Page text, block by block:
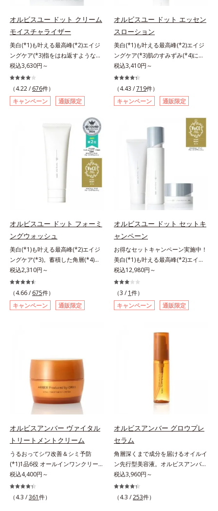
高保湿タイプ（普通肌～超乾性肌）
指します。無油分・無着色・無香
料・アルコールフリー・パラベンフ
リーで、徹底的に肌に寄り添いま
す。*1 乾燥と敏感をくり返すこと
*2 敏感肌対象連用テスト済（すべ
ての方のお肌に合うということでは
ありません）*3 乾燥して敏感に感
じやすい状態のこと*4 発酵アミノ
酸（ポリグルタミン酸）配合＝乾燥
を防ぎ、うるおいに満ちた肌へ導く
保湿成分、植物由来アミノ酸（エル
ゴチオネイン）配合＝肌を整え、す
こやかに保つ保湿成分、微生物由来
アミノ酸（エクトイン）配合＝乱れ
た角層にうるおいを与え、肌荒れを
るおいで満たします。さらに“うる
おいの通り道”を作って化粧水のな
じみ感をUP。化粧水前に使うこと
で、普段の化粧水の手ごたえをより
実感できる、しっとり整った肌状態
へ。化粧水前に2プッシュ使うだけ
で、うるおいのすき間にぐんぐん入
り込み、うるおいで満ち満ちたハリ
のある美肌へと整えます。*1 クチ
ナシ果実エキス、ハトムギ種子エキ
ス、ユズ果実エキス、水添レシチ
ン、フィトステロールズ、（Ｃ１２
－２０）アルキルグルコシドの組み
合わせが初（2023年4月 Mintel社デ
ータベースによる当社調べ）*2 う
ーストステップのこと*4 細胞間脂
質に類似した構造*5 保湿成分
オルビスユー ドット クリーム
モイスチャライザー
美白(*1)も叶える最高峰(*2)エイジ
ングケア(*3)指をはね返すような弾
力感が宿るハリ感 濃密フィットク
リーム。ハリも透明感(*4)も結果主
義。年齢サイン(*5)の因子に着目し
た肌科学エイジングケア(*3)シリー
ズ。オルビスユー ドットシリーズ
は、年齢による肌悩み一つ一つを対
処するのではなく、肌で起きている
ことの根本原因に着目。加齢ととも
に現れる年齢サインについて研究を
進めたところ、弾力感のない状態で
ある「ハリのなさ」や、くすみ(*6)
などが現れている状態である「透明
感のなさ」が、大人の肌印象に大き
シリーズは美容成分(*7)として
「G.D.F.アクティベーター(*8)」を
配合。そして、従来から配合してい
る美白(*1)有効成分「トラネキサム
酸」を配合しました。さらに、シリ
ーズ共通の美容成分「GLルートブ
ースター(*9)」を配合することで、
肌のふっくら感や透明感を叶えま
す。美白ケアしながら多角的なエイ
ジングケアが叶うシリーズに。3ス
ミ・ソバカスを防ぐ（ウォッシュを
除く）*2 オルビス内スキンケアシ
リーズの保湿力*3 年齢に応じたお
手入れのこと*4 うるおいによる
*5 乾燥、ハリ・ツヤのなさ*6
乾燥による*7 保湿成分*8 ロニ
セラカエルレア果汁、ノバラエキス
配合＝うるおいを与えハリと透明感
に満ちた肌へ導く保湿成分*9 メマ
ツヨイグサ抽出液、スイカズラエキ
ス配合＝角層のすみずみまで水分・
油分を保ち、ハリ・ツヤを与える保
湿成分*10 気持ちのこと
税込3,630円～
（4.22 / 676件）
キャンペーン
通販限定
オルビスユー ドット エッセン
スローション
美白(*1)も叶える最高峰(*2)エイジ
ングケア(*3)肌のすみずみ(*4)にし
みわたるうるおい充満ローション。
ハリも透明感(*5)も結果主義。年齢
サイン(*6)の因子に着目した肌科学
エイジングケア(*3)シリーズ。オル
ビスユー ドットシリーズは、年齢
による肌悩み一つ一つを対処するの
ではなく、肌で起きていることの根
本原因に着目。加齢とともに現れる
年齢サインについて研究を進めたと
リのなさ」や、くすみ(*7)などが現
れている状態である「透明感のな
さ」が、大人の肌印象に大きな影響
を与えていることがわかりました。
そこでオルビスユー ドットシリー
ズは美容成分(*8)として「G.D.F.ア
クティベーター(*9)」を配合。そし
て、従来から配合している美白(*1)
有効成分「トラネキサム酸」を配合
しました。さらに、シリーズ共通の
美容成分「GLルートブースター
(*10)」を配合することで、肌のふ
っくら感や透明感を叶えます。美白
ケアしながら多角的なエイジングケ
アが叶うシリーズに。3ステップで
果的なシナジー設計で、あなたのエ
イジングケアを応援します。*1 メ
ラニンの生成を抑え、シミ・ソバカ
スを防ぐ（ウォッシュを除く）*2
オルビス内スキンケアシリーズの保
湿力*3 年齢に応じたお手入れのこ
と*4 角層まで*5 うるおいによ
る*6 乾燥、ハリ・ツヤのなさ
ロニセラカエルレア果汁、ノバラエ
キス配合＝うるおいを与えハリと透
明感に満ちた肌へ導く保湿成分
*10 メマツヨイグサ抽出液、スイ
カズラエキス配合＝角層のすみずみ
まで水分・油分を保ち、ハリ・ツヤ
を与える保湿成分*11 気持ちのこ
と
税込3,410円～
（4.43 /719件）
キャンペーン
通販限定
オルビスユー ドット フォーミ
ングウォッシュ
美白(*1)も叶える最高峰(*2)エイジ
ングケア(*3)。蓄積した角層(*4)を
絡めとりくすみ(*5)を晴らす高密着
マイルドピーリング(*6)洗顔料。ハ
リも透明感(*7)も結果主義。年齢サ
イン(*8)の因子に着目した肌科学エ
イジングケア(*3)シリーズ。オルビ
齢サインについて研究を進めたとこ
ろ、弾力感のない状態である「ハリ
のなさ」や、くすみ(*5)などが現れ
ている状態である「透明感のなさ」
が、大人の肌印象に大きな影響を与
えていることがわかりました。そこ
でオルビスユー ドットシリーズは
美容成分(*9)として「G.D.F.アクテ
ィベーター(*10)」を配合。そし
て、従来から配合している美白(*1)
有効成分「トラネキサム酸」を配合
しました。さらに、シリーズ共通の
美容成分「GLルートブースター
(*11)」を配合することで、肌のふ
税込2,310円～
（4.66 / 675件）
キャンペーン
通販限定
オルビスユー ドット セットキ
ャンペーン
お得なセットキャンペーン実施中！
美白(*1)も叶える最高峰(*2)エイジ
ングケア(*3)。ハリも透明感(*4)も
結果主義。年齢サイン(*5)の因子に
着目した肌科学エイジングケア(*3)
シリーズ。オルビスユー ドットシ
リーズは、年齢による肌悩み一つ一
ていることの根本原因に着目。加齢
いて研究を進めたところ、弾力感の
ない状態である「ハリのなさ」や、
くすみ(*6)などが現れている状態で
ある「透明感のなさ」が現れること
で大人の肌印象に大きな影響を与え
ていることが分かりました。そこで
容成分(*7)として「G.D.F.アクティ
ベーター(*8)」を配合。そして、従
来から配合している美白有効成分
「トラネキサム酸」を配合しまし
た。さらに、シリーズ共通の美容成
分(*7)「GLルートブースター(*9)」
を配合することで、肌のふっくら感
や透明感を叶えます。美白ケアしな
税込12,980円～
（3 / 1件）
キャンペーン
通販限定
オルビスアンバー ヴァイタル
トリートメントクリーム
うるおってシワ改善＆シミ予防
(*1)1品6役 オールインワンクリー
ム。オルビスアンバーは、いつも⾃
然体で美しくありたいと願う⼤⼈世
代に寄り添うブランドです。年齢印
税込4,400円～
（4.3 /361件）
オルビスアンバー グロウプレ
セラム
角層深くまで成分を届けるオイルイ
ン先行型美容液。オルビスアンバー
は、いつも⾃然体で美しくありたい
と願う⼤⼈世代に寄り添うブランド
です。年齢印象研究に基づいた肌サ
税込3,960円～
（4.3 /253件）